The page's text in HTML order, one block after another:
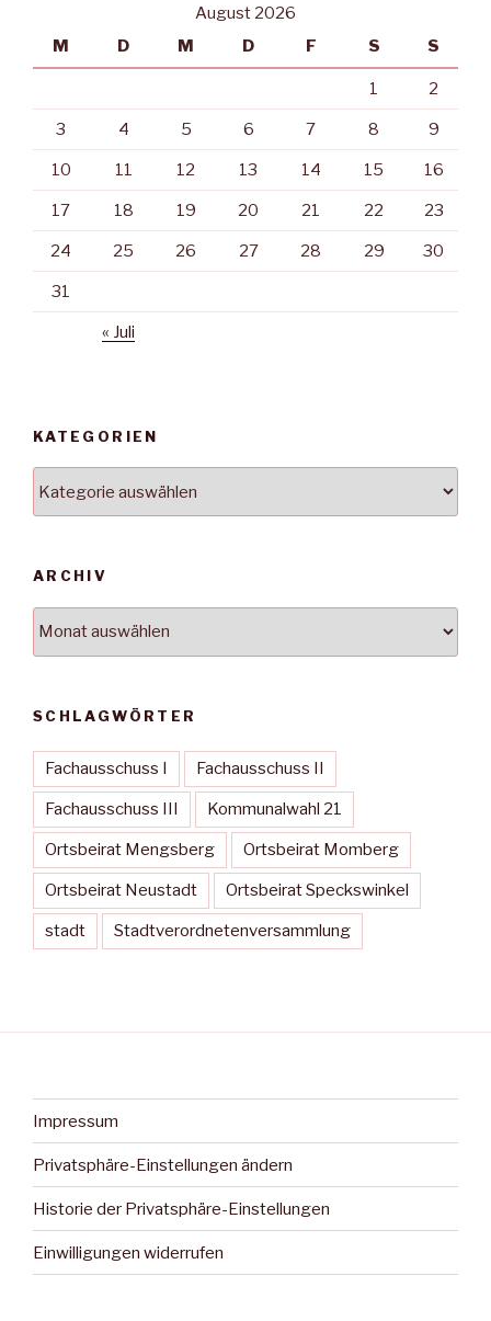
August 2026
M
D M D F S S
1 2
3 4 5 6 7 8 9
10 11 12 13 14 15 16
17 18 19 20 21 22 23
24 25 26 27 28 29 30
31
« Juli
KATEGORIEN
ARCHIV
SCHLAGWÖRTER
Fachausschuss I Fachausschuss II
Fachausschuss III Kommunalwahl 21
Ortsbeirat Mengsberg Ortsbeirat Momberg
Ortsbeirat Neustadt Ortsbeirat Speckswinkel
stadt Stadtverordnetenversammlung
Impressum
Privatsphäre-Einstellungen ändern
Historie der Privatsphäre-Einstellungen
Einwilligungen widerrufen